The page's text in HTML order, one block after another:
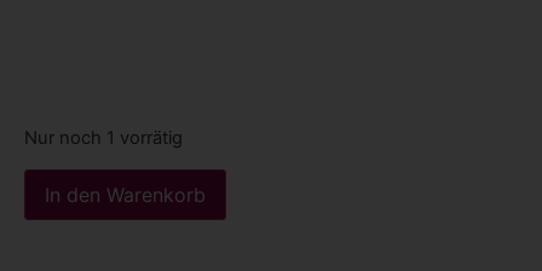
Nur noch 1 vorrätig
In den Warenkorb